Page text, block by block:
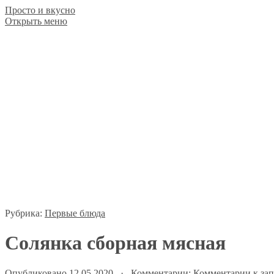
Просто и вкусно
Открыть меню
Рубрика: Первые блюда
Солянка сборная мясная